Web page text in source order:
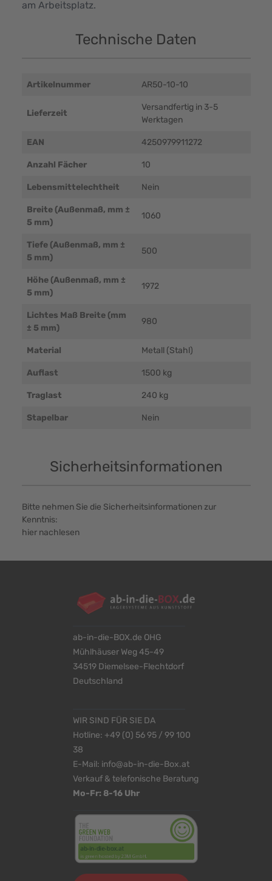
am Arbeitsplatz.
Technische Daten
Artikelnummer AR50-10-10
Lieferzeit
Versandfertig in 3-5
Werktagen
EAN 4250979911272
Anzahl Fächer 10
Lebensmittelechtheit Nein
Breite (Außenmaß, mm ±
5 mm)
1060
Tiefe (Außenmaß, mm ±
5 mm)
500
Höhe (Außenmaß, mm ±
5 mm)
1972
Lichtes Maß Breite (mm
± 5 mm)
980
Material Metall (Stahl)
Auflast 1500 kg
Traglast 240 kg
Stapelbar Nein
Sicherheitsinformationen
Bitte nehmen Sie die Sicherheitsinformationen zur
Kenntnis:
hier nachlesen
ab-in-die-BOX.de OHG
Mühlhäuser Weg 45-49
34519 Diemelsee-Flechtdorf
Deutschland
WIR SIND FÜR SIE DA
Hotline: +49 (0) 56 95 / 99 100
38
E-Mail: info@ab-in-die-Box.at
Verkauf & telefonische Beratung
Mo-Fr: 8-16 Uhr